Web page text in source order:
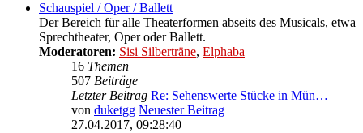
Schauspiel / Oper / Ballett
Der Bereich für alle Theaterformen abseits des Musicals, etwa
Sprechtheater, Oper oder Ballett.
Moderatoren: Sisi Silberträne, Elphaba
16 Themen
507 Beiträge
Letzter Beitrag Re: Sehenswerte Stücke in Mün…
von duketgg Neuester Beitrag
27.04.2017, 09:28:40